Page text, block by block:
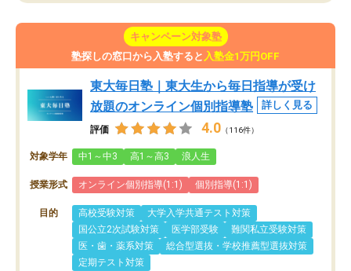
キャンペーン対象塾
塾探しの窓口から入塾すると 入塾金1万円OFF
東大毎日塾｜東大生から毎日指導が受け
放題のオンライン個別指導塾
詳しく見る
評価 4.0 （116件）
対象学年 中1～中3 高1～高3 浪人生
授業形式 オンライン個別指導(1:1) 個別指導(1:1)
目的 高校受験対策
大学入学共通テスト対策
国公立2次試験対策
医学部受験
難関私立受験対策
医・歯・薬系対策
総合型選抜・学校推薦型選抜対策
定期テスト対策